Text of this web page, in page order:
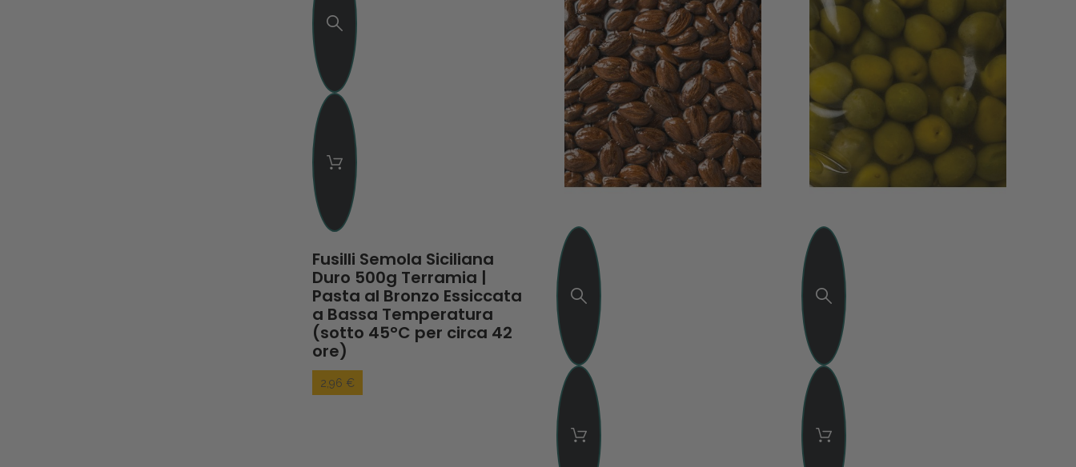
Fusilli Semola Siciliana
Duro 500g Terramia |
Pasta al Bronzo Essiccata
a Bassa Temperatura
(sotto 45°C per circa 42
ore)
2,96 €